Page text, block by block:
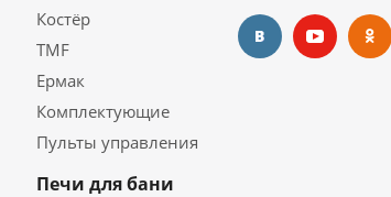
Костёр
TMF
Ермак
Комплектующие
Пульты управления
Печи для бани